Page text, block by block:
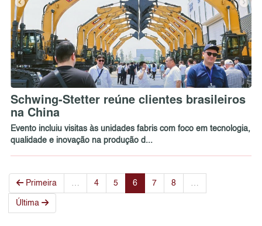
Schwing-Stetter reúne clientes brasileiros
na China
Evento incluiu visitas às unidades fabris com foco em tecnologia,
qualidade e inovação na produção d...
Primeira 4 5 6 7 8
Última